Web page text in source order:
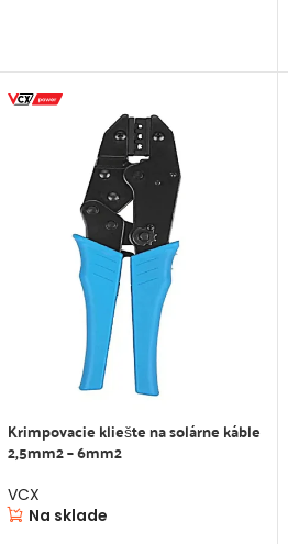
Krimpovacie kliešte na solárne káble
2,5mm2 – 6mm2
VCX
Na sklade